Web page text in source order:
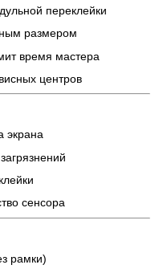
переклейки
размером
время мастера
центров
экрана
сенсора
рамки)